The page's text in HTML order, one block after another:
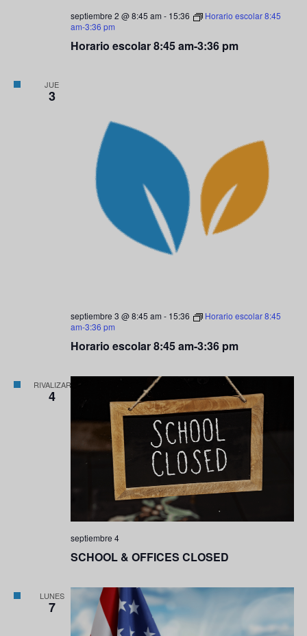
Horario escolar 8:45 am-3:36 pm
septiembre 2 @ 8:45 am - 15:36
Horario escolar 8:45
am-3:36 pm
JUE
3
Horario escolar 8:45 am-3:36 pm
septiembre 3 @ 8:45 am - 15:36
Horario escolar 8:45
am-3:36 pm
RIVALIZAR
4
SCHOOL & OFFICES CLOSED
septiembre 4
LUNES
7